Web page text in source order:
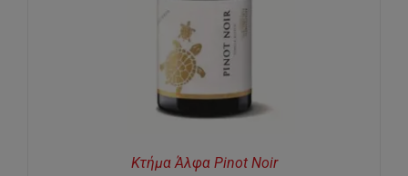
Κτήμα Άλφα Pinot Noir